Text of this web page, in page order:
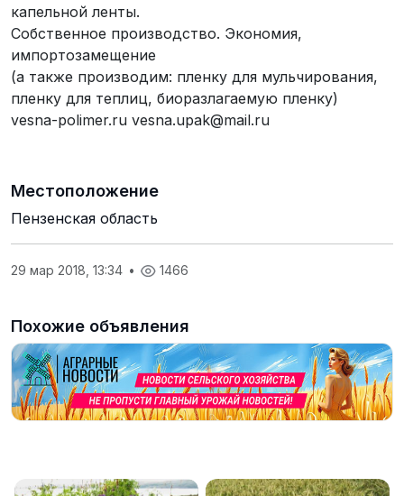
капельной ленты.
Собственное производство. Экономия,
импортозамещение
(а также производим: пленку для мульчирования,
пленку для теплиц, биоразлагаемую пленку)
vesna-polimer.ru vesna.upak@mail.ru
Местоположение
Пензенская область
29 мар 2018, 13:34 • 1466
Похожие объявления